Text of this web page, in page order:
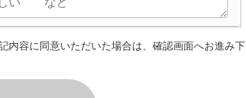
内容に同意いただいた場合は、確認画面へお進み下